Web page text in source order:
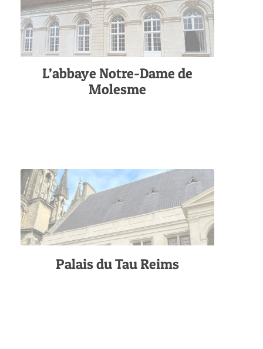
L’abbaye Notre-Dame de
Molesme
Palais du Tau Reims